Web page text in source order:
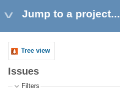
Jump to a project...
Tree view
Issues
Filters